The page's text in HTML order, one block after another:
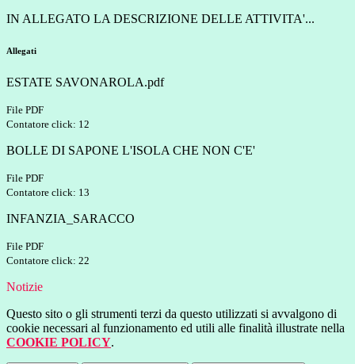
IN ALLEGATO LA DESCRIZIONE DELLE ATTIVITA'...
Allegati
ESTATE SAVONAROLA.pdf
File PDF
Contatore click: 12
BOLLE DI SAPONE L'ISOLA CHE NON C'E'
File PDF
Contatore click: 13
INFANZIA_SARACCO
File PDF
Contatore click: 22
Notizie
Questo sito o gli strumenti terzi da questo utilizzati si avvalgono di
cookie necessari al funzionamento ed utili alle finalità illustrate nella
COOKIE POLICY.